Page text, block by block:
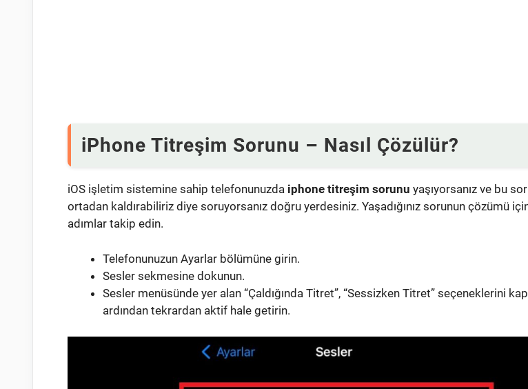
iPhone Titreşim Sorunu – Nasıl Çözülür?
iOS işletim sistemine sahip telefonunuzda iphone titreşim sorunu yaşıyorsanız ve bu
ortadan kaldırabiliriz diye soruyorsanız doğru yerdesiniz. Yaşadığınız sorunun çözümü
adımlar takip edin.
Telefonunuzun Ayarlar bölümüne girin.
Sesler sekmesine dokunun.
Sesler menüsünde yer alan “Çaldığında Titret”, “Sessizken Titret” seçeneklerini
ardından tekrardan aktif hale getirin.